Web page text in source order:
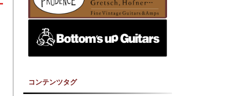
コンテンツタグ